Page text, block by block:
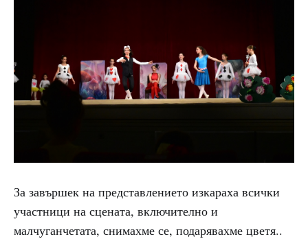
За завършек на представлението изкараха всички
участници на сцената, включително и
малчуганчетата, снимахме се, подарявахме цветя..